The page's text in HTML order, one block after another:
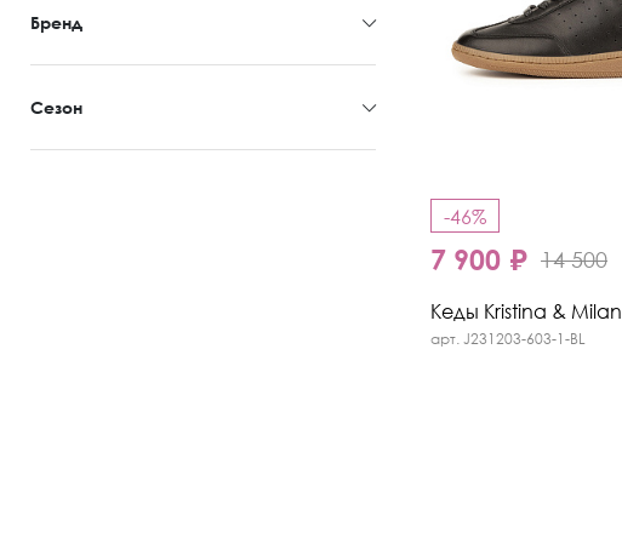
Бренд
Сезон
-46%
7 900 ₽ 14 500
Кеды Kristina & Milan
арт. J231203-603-1-BL